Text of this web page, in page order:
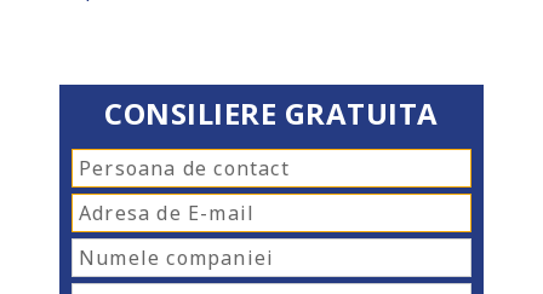
CONSILIERE GRATUITA